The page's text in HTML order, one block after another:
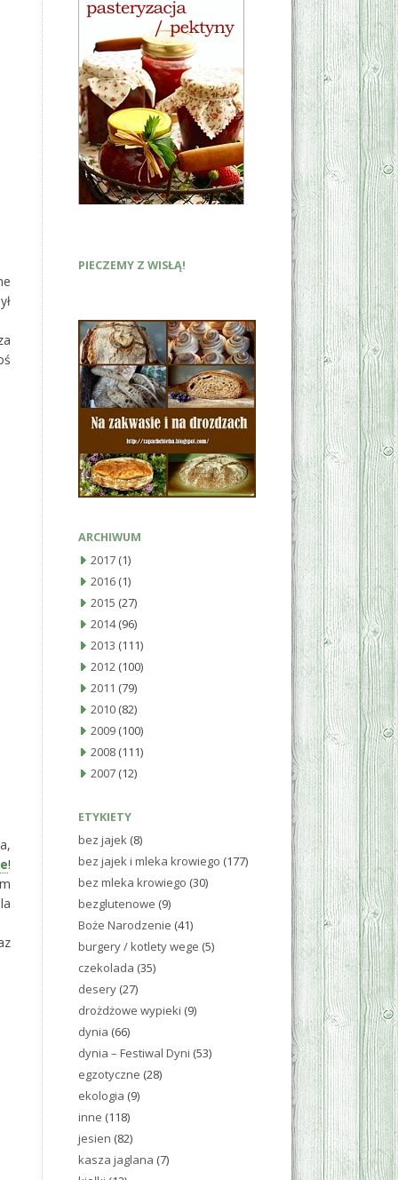
!
PIECZEMY Z WISŁĄ!
ARCHIWUM
2017 (1)
2016 (1)
2015 (27)
2014(96)
2013 (111)
2012 (100)
2011 (79)
2010 (82)
2009 (100)
2008 (111)
2007 (12)
ETYKIETY
bez jajek (8)
bez jajek i mleka krowiego (177)
bez mleka krowiego (30)
bezglutenowe (9)
Boże Narodzenie (41)
burgery / kotlety wege (5)
czekolada (35)
desery (27)
drożdżowe wypieki (9)
dynia (66)
dynia – Festiwal Dyni (53)
egzotyczne (28)
ekologia (9)
inne (118)
jesien (82)
kasza jaglana (7)